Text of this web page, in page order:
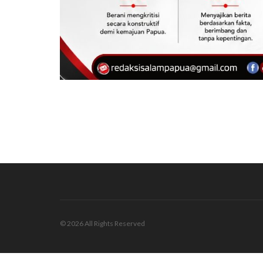
© 2026 All Rights Reserved